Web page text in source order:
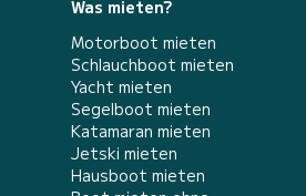
Was mieten?
Motorboot mieten
Schlauchboot mieten
Yacht mieten
Segelboot mieten
Katamaran mieten
Jetski mieten
Hausboot mieten